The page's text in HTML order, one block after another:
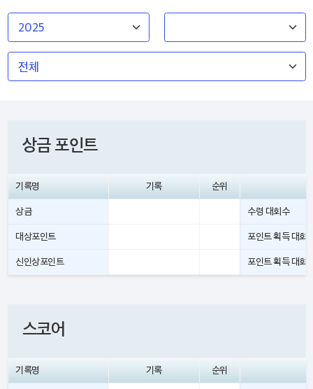
상금 포인트
기록명 기록 순위
상금 수령 대회수
대상포인트 포인트 획득 대회
신인상포인트 포인트 획득 대회
스코어
기록명 기록 순위